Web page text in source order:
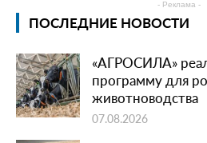
- Реклама -
ПОСЛЕДНИЕ НОВОСТИ
«АГРОСИЛА»
программу для
животноводства
07.08.2026